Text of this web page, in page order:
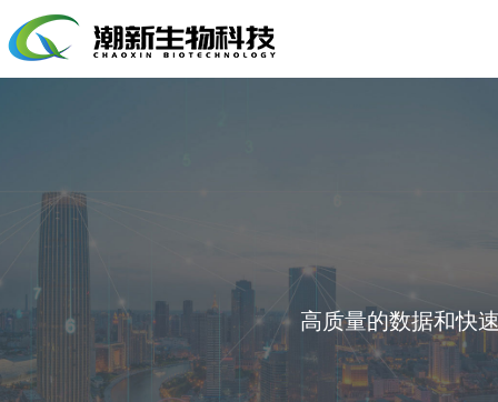
高质量的数据和快